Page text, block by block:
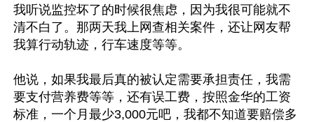
我听说监控坏了的时候很焦虑，因为我很可能就不
清不白了。那两天我上网查相关案件，还让网友帮
我算行动轨迹，行车速度等等。
他说，如果我最后真的被认定需要承担责任，我需
要支付营养费等等，还有误工费，按照金华的工资
标准，一个月最少3,000元吧，我都不知道要赔偿多